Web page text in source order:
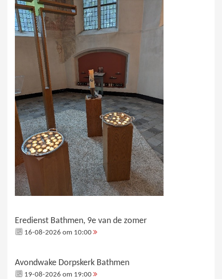
Eredienst Bathmen, 9e van de zomer
16-08-2026 om 10:00
Avondwake Dorpskerk Bathmen
19-08-2026 om 19:00